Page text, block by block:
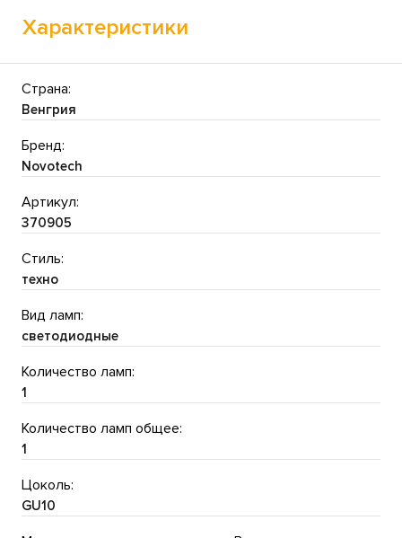
Характеристики
Страна:
Венгрия
Бренд:
Novotech
Артикул:
370905
Стиль:
техно
Вид ламп:
светодиодные
Количество ламп:
1
Количество ламп общее:
1
Цоколь:
GU10